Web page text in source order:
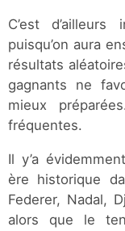
C’est
puisqu’on aura
résultats
gagnants ne
mieux
fréquentes.
Il y’a
ère historique
Federer, Nadal,
alors que le